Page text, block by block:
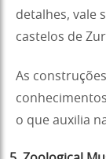
detalhes, vale
castelos de
As
o que auxilia